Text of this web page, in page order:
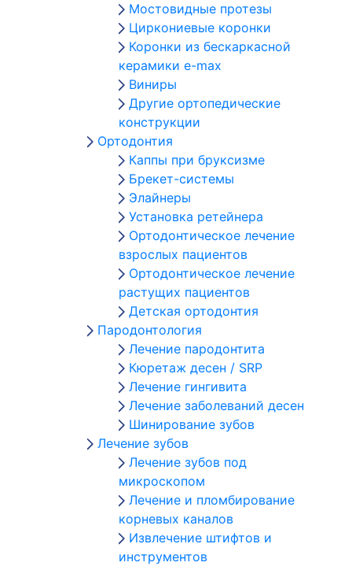
Мостовидные протезы
Циркониевые коронки
Коронки из бескаркасной
керамики e-max
Виниры
Другие ортопедические
конструкции
Ортодонтия
Каппы при бруксизме
Брекет-системы
Элайнеры
Установка ретейнера
Ортодонтическое лечение
взрослых пациентов
Ортодонтическое лечение
растущих пациентов
Детская ортодонтия
Пародонтология
Лечение пародонтита
Кюретаж десен / SRP
Лечение гингивита
Лечение заболеваний десен
Шинирование зубов
Лечение зубов
Лечение зубов под
микроскопом
Лечение и пломбирование
корневых каналов
Извлечение штифтов и
инструментов